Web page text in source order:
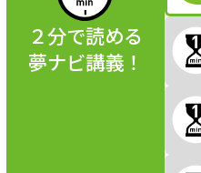
２分で読める
夢ナビ講義！